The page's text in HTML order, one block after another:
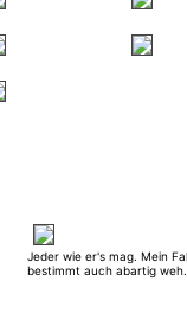
Jeder wie er's mag. Mein
bestimmt auch abartig